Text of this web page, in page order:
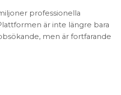
professionella
är inte längre bara
men är fortfarande